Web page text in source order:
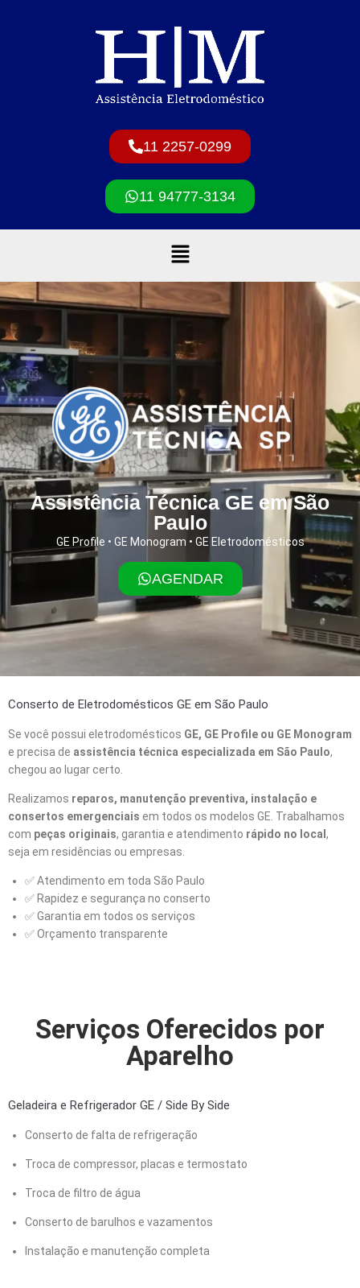
11 2257-0299
11 94777-3134
Assistência Técnica GE em São
Paulo
GE Profile • GE Monogram • GE Eletrodomésticos
AGENDAR
Conserto de Eletrodomésticos GE em São Paulo
Se você possui eletrodomésticos GE, GE Profile ou GE Monogram
e precisa de assistência técnica especializada em São Paulo,
chegou ao lugar certo.
Realizamos reparos, manutenção preventiva, instalação e
consertos emergenciais em todos os modelos GE. Trabalhamos
com peças originais, garantia e atendimento rápido no local ,
seja em residências ou empresas.
✅ Atendimento em toda São Paulo
✅ Rapidez e segurança no conserto
✅ Garantia em todos os serviços
✅ Orçamento transparente
Serviços Oferecidos por
Aparelho
Geladeira e Refrigerador GE / Side By Side
Conserto de falta de refrigeração
Troca de compressor, placas e termostato
Troca de filtro de água
Conserto de barulhos e vazamentos
Instalação e manutenção completa